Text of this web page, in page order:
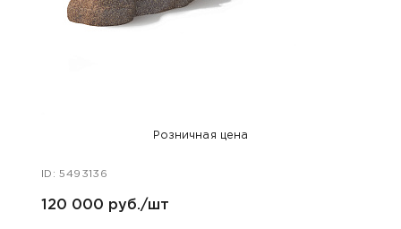
Розничная цена
ID: 5493136
120 000 руб./шт